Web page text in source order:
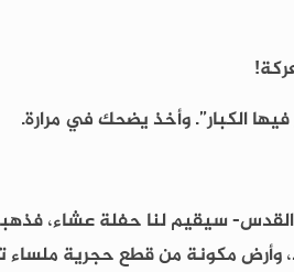
الكبار”. وأخذ يضحك في مرارة.
سيقيم لنا حفلة عشاء،
وأرض مكونة من قطع حجرية ملساء